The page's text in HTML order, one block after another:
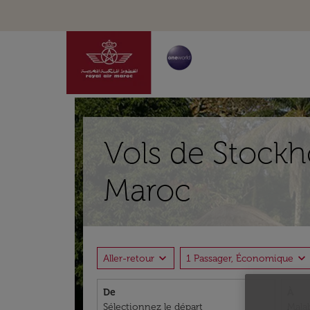
Vols de
Maroc
Aller-retour expand_more 1 Passager, Économique expand_more
De